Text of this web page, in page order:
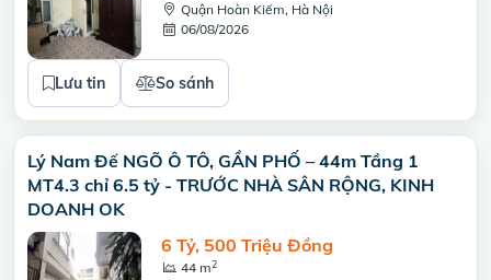
Quận Hoàn Kiếm, Hà Nội
06/08/2026
Lưu tin So sánh
Lý Nam Đế NGÕ Ô TÔ, GẦN PHỐ – 44m Tầng 1
MT4.3 chỉ 6.5 tỷ - TRƯỚC NHÀ SÂN RỘNG, KINH
DOANH OK
6 Tỷ, 500 Triệu Đồng
44 m2